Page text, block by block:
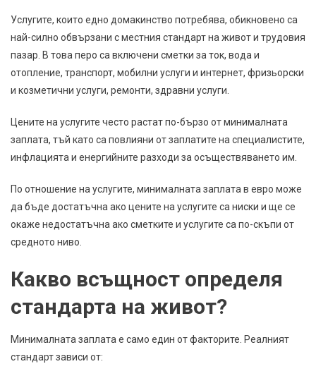
Услугите, които едно домакинство потребява, обикновено са
най-силно обвързани с местния стандарт на живот и трудовия
пазар. В това перо са включени сметки за ток, вода и
отопление, транспорт, мобилни услуги и интернет, фризьорски
и козметични услуги, ремонти, здравни услуги.
Цените на услугите често растат по-бързо от минималната
заплата, тъй като са повлияни от заплатите на специалистите,
инфлацията и енергийните разходи за осъществяването им.
По отношение на услугите, минималната заплата в евро може
да бъде достатъчна ако цените на услугите са ниски и ще се
окаже недостатъчна ако сметките и услугите са по-скъпи от
средното ниво.
Какво всъщност определя
стандарта на живот?
Минималната заплата е само един от факторите. Реалният
стандарт зависи от: